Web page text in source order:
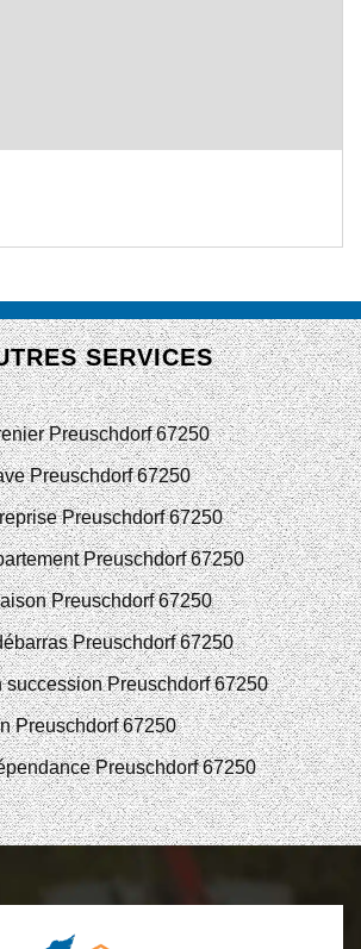
SERVICES
Preuschdorf 67250
Preuschdorf 67250
Preuschdorf 67250
Preuschdorf 67250
Preuschdorf 67250
Preuschdorf 67250
succession Preuschdorf 67250
Preuschdorf 67250
Preuschdorf 67250